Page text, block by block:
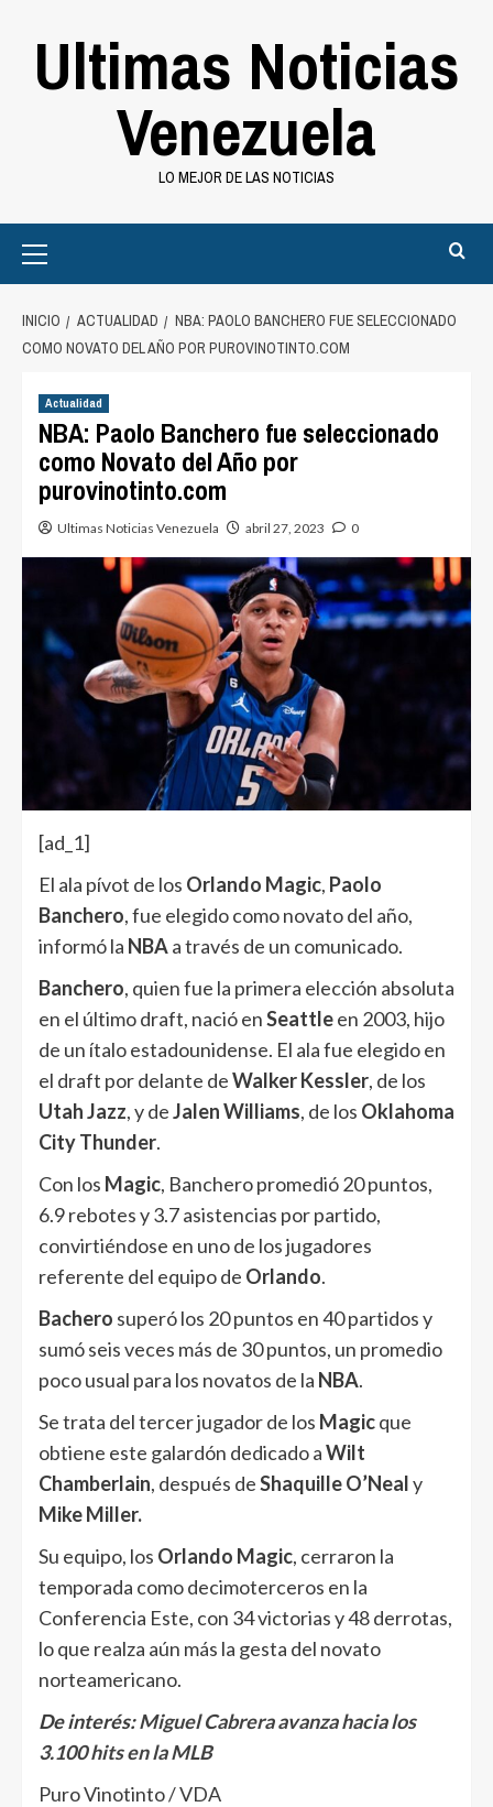
Ultimas Noticias
Venezuela
LO MEJOR DE LAS NOTICIAS
Menu
INICIO ACTUALIDAD
NBA: PAOLO BANCHERO FUE SELECCIONADO
COMO NOVATO DEL AÑO POR PUROVINOTINTO.COM
Actualidad
NBA: Paolo Banchero fue seleccionado
como Novato del Año por
purovinotinto.com
Ultimas Noticias Venezuela abril 27, 2023 0
[ad_1]
El ala pívot de los Orlando Magic, Paolo
Banchero, fue elegido como novato del año,
informó la NBAa través de un comunicado.
Banchero, quien fue la primera elección absoluta
en el último draft, nació enSeattleen 2003, hijo
de un ítalo estadounidense. El ala fue elegido en
el draft por delante deWalker Kessler, de los
Utah Jazz, y deJalen Williams, de los Oklahoma
City Thunder.
Con los Magic, Banchero promedió 20 puntos,
6.9 rebotes y 3.7 asistencias por partido,
convirtiéndose en uno de los jugadores
referente del equipo de Orlando.
Bachero superó los 20 puntos en 40 partidos y
sumó seis veces más de 30 puntos, un promedio
poco usual para los novatos de la NBA.
Se trata del tercer jugador de los Magicque
obtiene este galardón dedicado aWilt
Chamberlain, después deShaquille O’Nealy
Mike Miller.
Su equipo, los Orlando Magic, cerraron la
temporada como decimoterceros en la
Conferencia Este, con 34 victorias y 48 derrotas,
lo que realza aún más la gesta del novato
norteamericano.
De interés:Miguel Cabrera avanza hacia los
3.100 hits en la MLB
Puro Vinotinto / VDA